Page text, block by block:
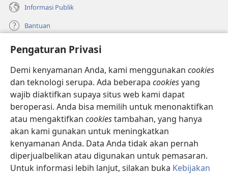
Pengaturan Privasi
Demi kenyamanan Anda, kami menggunakan cookies
dan teknologi serupa. Ada beberapa cookiesyang
wajib diaktifkan supaya situs web kami dapat
beroperasi. Anda bisa memilih untuk menonaktifkan
atau mengaktifkan cookiestambahan, yang hanya
akan kami gunakan untuk meningkatkan
kenyamanan Anda. Data Anda tidak akan pernah
diperjualbelikan atau digunakan untuk pemasaran.
Untuk informasi lebih lanjut, silakan buka Kebijakan
Informasi Publik
Bantuan
Sumbangan
(terbuka
di
window
baru)
PERPUSTAKAAN ONLINE Menara Pengawal
(terbuka
di
window
®
(terbuka
di
window
baru)
JW Library ®
Watchtower Library